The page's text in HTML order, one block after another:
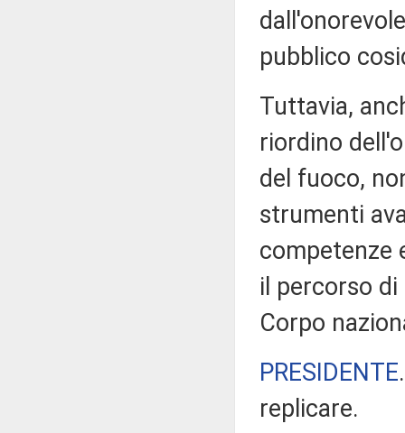
pubblico
Tuttavia,
riordino
del fuoco,
strumenti
competenze
il percorso di
Corpo
PRESIDENTE
replicare.